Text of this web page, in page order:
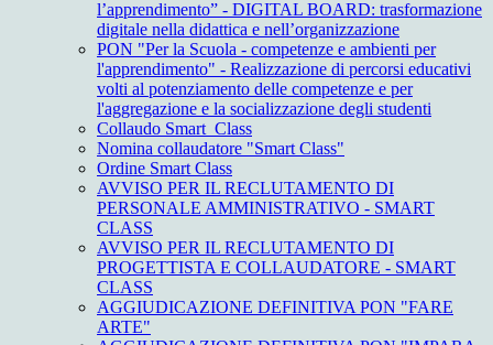
l’apprendimento” - DIGITAL BOARD: trasformazione
digitale nella didattica e nell’organizzazione
PON "Per la Scuola - competenze e ambienti per
l'apprendimento" - Realizzazione di percorsi educativi
volti al potenziamento delle competenze e per
l'aggregazione e la socializzazione degli studenti
Collaudo Smart_Class
Nomina collaudatore "Smart Class"
Ordine Smart Class
AVVISO PER IL RECLUTAMENTO DI
PERSONALE AMMINISTRATIVO - SMART
CLASS
AVVISO PER IL RECLUTAMENTO DI
PROGETTISTA E COLLAUDATORE - SMART
CLASS
AGGIUDICAZIONE DEFINITIVA PON "FARE
ARTE"